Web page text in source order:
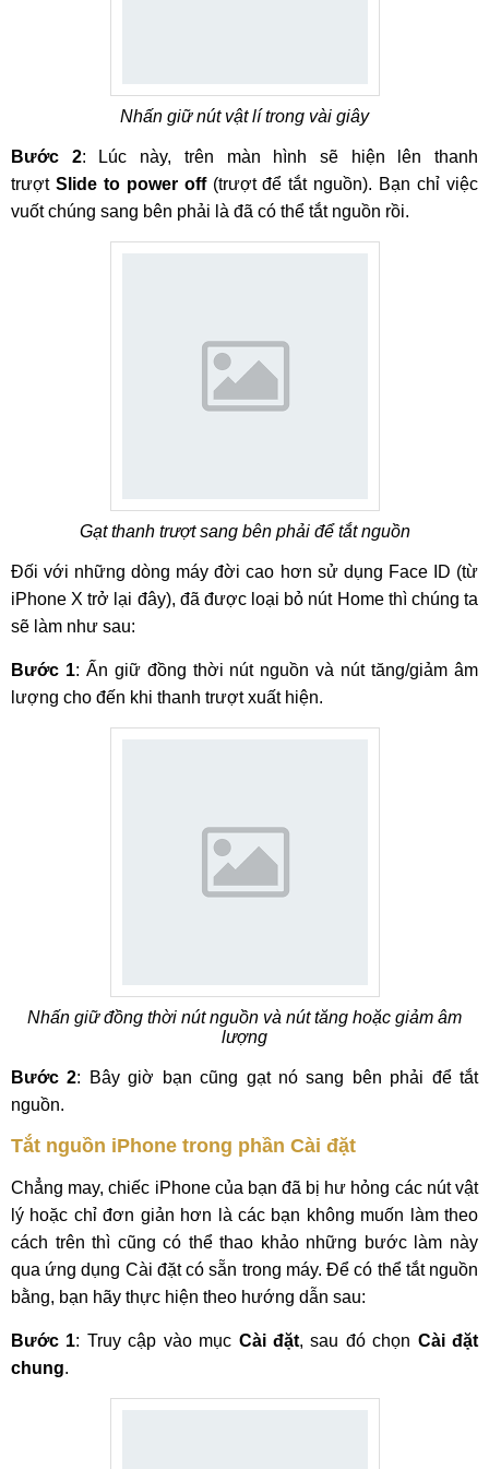
Nhấn giữ nút vật lí trong vài giây
Bước 2: Lúc này, trên màn hình sẽ hiện lên thanh
trượtSlide to power off(trượt để tắt nguồn). Bạn chỉ việc
vuốt chúng sang bên phải là đã có thể tắt nguồn rồi.
Gạt thanh trượt sang bên phải để tắt nguồn
Đối với những dòng máy đời cao hơn sử dụng Face ID (từ
iPhone X trở lại đây), đã được loại bỏ nút Home thì chúng ta
sẽ làm như sau:
Bước 1: Ấn giữ đồng thời nút nguồn và nút tăng/giảm âm
lượng cho đến khi thanh trượt xuất hiện.
Nhấn giữ đồng thời nút nguồn và nút tăng hoặc giảm âm
lượng
Bước 2: Bây giờ bạn cũng gạt nó sang bên phải để tắt
nguồn.
Tắt nguồn iPhone trong phần Cài đặt
Chẳng may, chiếc iPhone của bạn đã bị hư hỏng các nút vật
lý hoặc chỉ đơn giản hơn là các bạn không muốn làm theo
cách trên thì cũng có thể thao khảo những bước làm này
qua ứng dụng Cài đặt có sẵn trong máy. Để có thể tắt nguồn
bằng, bạn hãy thực hiện theo hướng dẫn sau:
Bước 1: Truy cập vào mục Cài đặt, sau đó chọn Cài đặt
chung.